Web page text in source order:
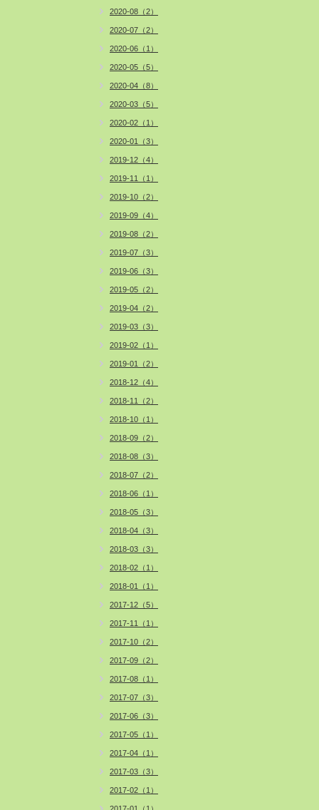
2020-08（2）
2020-07（2）
2020-06（1）
2020-05（5）
2020-04（8）
2020-03（5）
2020-02（1）
2020-01（3）
2019-12（4）
2019-11（1）
2019-10（2）
2019-09（4）
2019-08（2）
2019-07（3）
2019-06（3）
2019-05（2）
2019-04（2）
2019-03（3）
2019-02（1）
2019-01（2）
2018-12（4）
2018-11（2）
2018-10（1）
2018-09（2）
2018-08（3）
2018-07（2）
2018-06（1）
2018-05（3）
2018-04（3）
2018-03（3）
2018-02（1）
2018-01（1）
2017-12（5）
2017-11（1）
2017-10（2）
2017-09（2）
2017-08（1）
2017-07（3）
2017-06（3）
2017-05（1）
2017-04（1）
2017-03（3）
2017-02（1）